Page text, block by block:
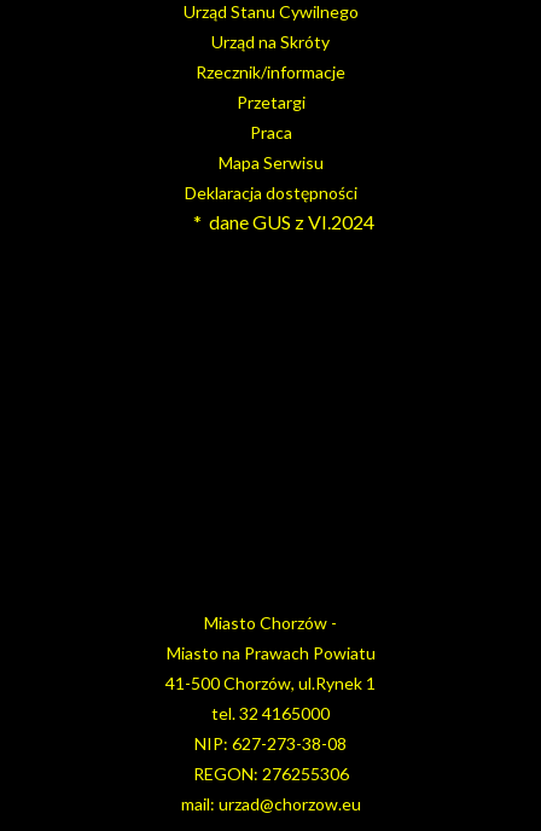
Urząd Stanu Cywilnego
Urząd na Skróty
Rzecznik/informacje
Przetargi
Praca
Mapa Serwisu
Deklaracja dostępności
* dane GUS z VI.2024
Miasto Chorzów -
Miasto na Prawach Powiatu
41-500 Chorzów, ul.Rynek 1
tel. 32 4165000
NIP: 627-273-38-08
REGON: 276255306
mail: urzad@chorzow.eu